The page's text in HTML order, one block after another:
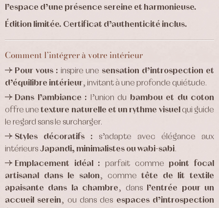
l’espace d’une présence sereine et harmonieuse.
Édition limitée. Certificat d’authenticité inclus.
Comment l’intégrer à votre intérieur
Pour vous : inspire une sensation d’introspection et
d’équilibre intérieur, invitant à une profonde quiétude.
Dans l’ambiance : l’union du bambou et du coton
offre unetexture naturelle et un rythme visuel qui guide
le regard sans le surcharger.
Styles décoratifs : s’adapte avec élégance aux
intérieurs Japandi, minimalistes ou wabi-sabi.
Emplacement idéal : parfait comme point focal
artisanal dans le salon, commetête de lit textile
apaisante dans la chambre, dans
l’entrée pour un
accueil serein, ou dans des espaces d’introspection